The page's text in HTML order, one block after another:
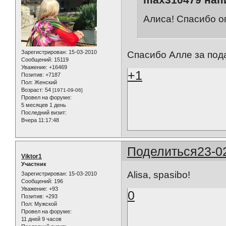
Зарегистрирован: 15-03-2010
Сообщений: 15119
Уважение: +16469
Позитив: +7187
Пол: Женский
Возраст: 54 [1971-09-06]
Провел на форуме:
5 месяцев 1 день
Последний визит:
Вчера 11:17:48
Алиса! Спасибо
Спасибо Алле за
+1
Поделиться23-
Viktor1
Участник
Зарегистрирован: 15-03-2010
Сообщений: 196
Уважение: +93
Позитив: +293
Пол: Мужской
Провел на форуме:
11 дней 9 часов
Alisa, spasibo!
0